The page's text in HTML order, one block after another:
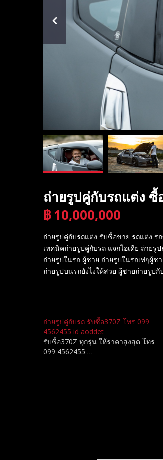
ถ่ายรูปคู่กับรถแต่ง ซื้
฿10,000,000
ถ่ายรูปคู่กับรถแต่ง รับซื้อขาย รถแต่ง ร
เทคนิคถ่ายรูปคู่กับรถ แจกไอเดีย ถ่ายรู
ถ่ายรูปในรถ ผู้ชาย ถ่ายรูปในรถเท่ๆผู้ช
ถ่ายรูปบนรถยังไงให้สวย ผู้ชายถ่ายรูป
ถ่ายรูปคู่กับรถ รับซื้อ370Z โทร 099
4562455 id aoddet
รับซื้อ370Z ทุกรุ่น ให้ราคาสูงสุด โทร
099 4562455 …